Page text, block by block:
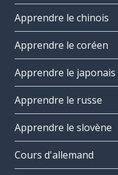
Apprendre le chinois
Apprendre le coréen
Apprendre le japonais
Apprendre le russe
Apprendre le slovène
Cours d'allemand